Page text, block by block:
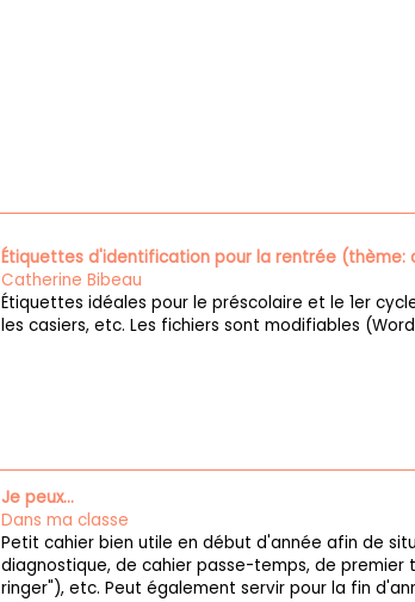
Étiquettes d'identification pour la rentrée (thème:
Catherine Bibeau
Étiquettes idéales pour le préscolaire et le 1er
les casiers, etc. Les fichiers sont modifiables
Je peux...
Dans ma classe
Petit cahier bien utile en début d'année afin de
diagnostique, de cahier passe-temps, de
ringer"), etc. Peut également servir pour la fin